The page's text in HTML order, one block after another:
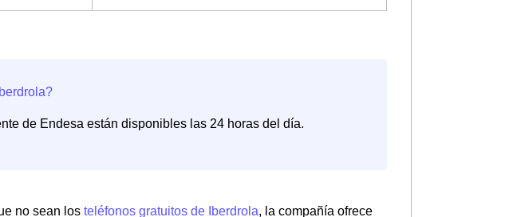
de Endesa están disponibles las 24 horas del día.
no sean los teléfonos gratuitos de Iberdrola, la compañía ofrece